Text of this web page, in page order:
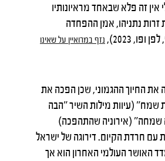
אין זה פלא שבאחד מראיונותיו
זרות נתניהו, אמן ההפחדה
2023),
נזף במרואיין עלשאינו
את החיוך ההגמוני, שכן הפכה את
שמח" (עיוות מילות השיר "הבה
שמחה" (אירוניה שהתהפכה)
עם חרדת הקיום. דירוגה של ישראל
האושר העולמי האחרון הוא אך